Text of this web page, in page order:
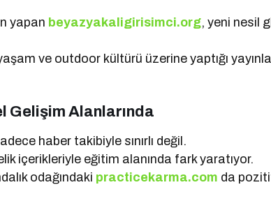
yapan beyazyakaligirisimci.org, yeni nesil
ve outdoor kültürü üzerine yaptığı
Gelişim Alanlarında
haber takibiyle sınırlı değil.
içerikleriyle eğitim alanında fark yaratıyor.
odağındaki practicekarma.com da